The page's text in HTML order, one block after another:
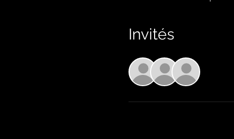
Invités